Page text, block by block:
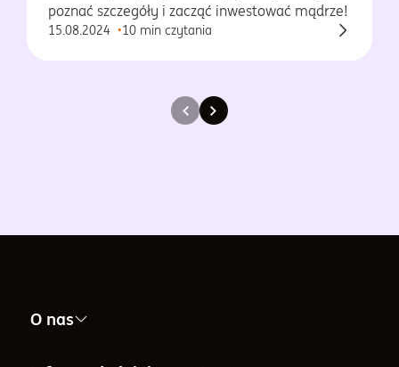
poznać szczegóły i zacząć inwestować mądrze!
15.08.2024 10 min czytania
O nas